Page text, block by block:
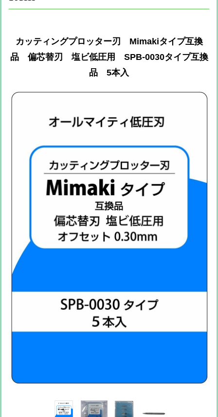
カッティングプロッター刃 Mimakiタイプ互換
品 偏芯替刃 塩ビ低圧用 SPB-0030タイプ互換
品 5本入